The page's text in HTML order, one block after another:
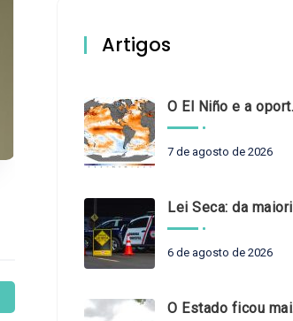
Artigos
O El Niño e a oportunidade de fortalecer o controle externo das políticas climáticas
7 de agosto de 2026
Lei Seca: da maioridade à maturidade
6 de agosto de 2026
O Estado ficou mais complexo. O controle precisa acompanhar